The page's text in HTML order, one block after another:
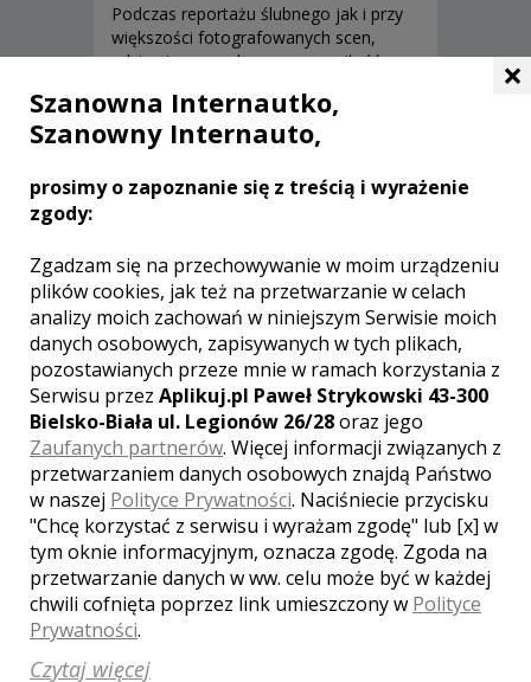
Podczas reportażu ślubnego jak i przy
większości fotografowanych scen,
gdzie pierwsze skrzypce gra miłość,
możliwie jak najbardziej z ukrycia, aby
zatrzymać w kadrze emocje i miłość.
Naturalne, szczere i uśmiechnięte
fotografie spowodują, że będą piękną i
wzruszającą pamiątką, do której
Zobacz więcej
Marcin - Krosno
1500 zł/ sesja
Ocena:
×
Szanowna Internautko,
Szanowny Internauto,
prosimy o zapoznanie się z treścią i wyrażenie
zgody:
Zgadzam się na przechowywanie w moim urządzeniu
plików cookies, jak też na przetwarzanie w celach
analizy moich zachowań w niniejszym Serwisie moich
danych osobowych, zapisywanych w tych plikach,
pozostawianych przeze mnie w ramach korzystania z
Serwisu przez Aplikuj.pl Paweł Strykowski 43-300
Bielsko-Biała ul. Legionów 26/28oraz jego
Zaufanych partnerów. Więcej informacji związanych z
przetwarzaniem danych osobowych znajdą Państwo
w naszej Polityce Prywatności. Naciśniecie przycisku
"Chcę korzystać z serwisu i wyrażam zgodę" lub [x] w
tym oknie informacyjnym, oznacza zgodę. Zgoda na
przetwarzanie danych w ww. celu może być w każdej
chwili cofnięta poprzez link umieszczony w Polityce
Prywatności.
Czytaj więcej